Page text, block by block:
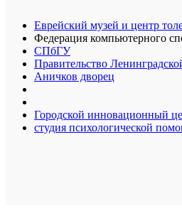
Еврейский музей и центр
Федерация компьютерного
СПбГУ
Правительство
Аничков дворец
Городской инновационный
студия психологической